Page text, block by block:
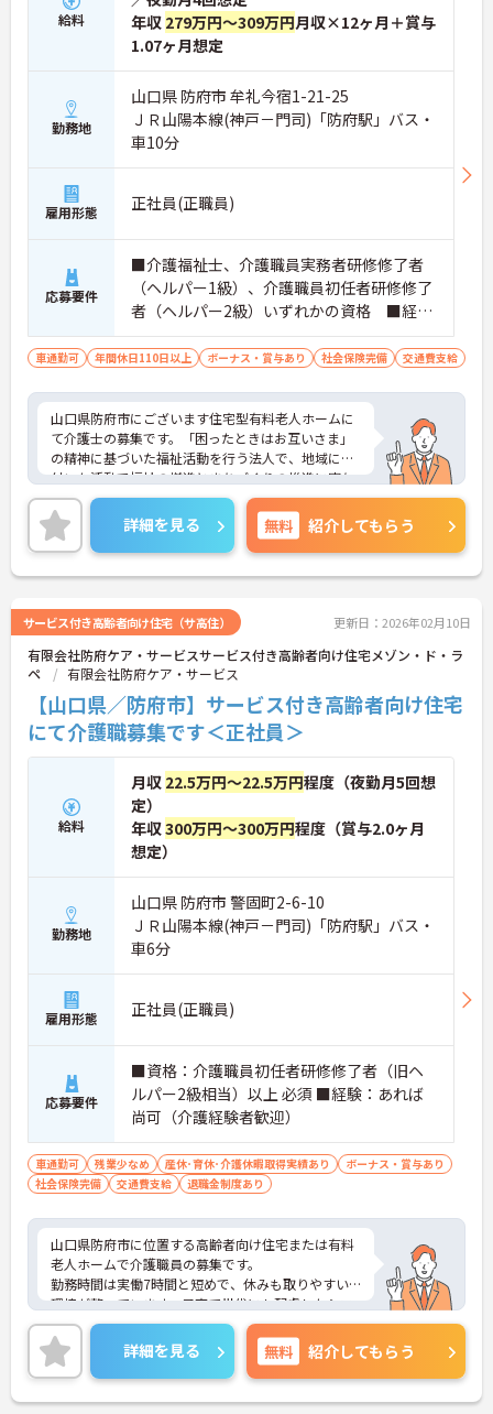
給料
年収 279万円～309万円月収×12ヶ月＋賞与
1.07ヶ月想定
勤務地
山口県 防府市 牟礼今宿1-21-25
ＪＲ山陽本線(神戸－門司)「防府駅」バス・
車10分
雇用形態 正社員(正職員)
応募要件
■介護福祉士、介護職員実務者研修修了者
（ヘルパー1級）、介護職員初任者研修修了
者（ヘルパー2級）いずれかの資格 ■経験
不問 ■普通自動車運転免許（AT限定可）
あれば尚可 ■必要なPCスキル：スマホで
対応）
車通勤可 年間休日110日以上 ボーナス・賞与あり 社会保険完備 交通費支給
山口県防府市にございます住宅型有料老人ホームに
て介護士の募集です。「困ったときはお互いさま」
の精神に基づいた福祉活動を行う法人で、地域に根
付いた活動で福祉の増進とまちづくりの推進に寄与
してらっしゃいます。
あなたの経験やスキルを活かして、高齢者の皆さま
が安心して過ごせる空間づくりにチャレンジしてみ
ませんか？
ご興味ある方には、面接対策ポイントなど、さらに
い。
詳細を見る 無料 紹介してもらう
サービス付き高齢者向け住宅（サ高住） 更新日：2026年02月10日
有限会社防府ケア・サービスサービス付き高齢者向け住宅メゾン・ド・ラ
ペ
有限会社防府ケア・サービス
【山口県／防府市】サービス付き高齢者向け住宅
にて介護職募集です＜正社員＞
給料
月収 22.5万円～22.5万円程度（夜勤月5回想
定）
年収300万円～300万円程度（賞与2.0ヶ月
想定）
勤務地
山口県 防府市 警固町2-6-10
ＪＲ山陽本線(神戸－門司)「防府駅」バス・
車6分
雇用形態 正社員(正職員)
応募要件
■資格：介護職員初任者研修修了者（旧ヘ
ルパー2級相当）以上 必須 ■経験：あれば
尚可（介護経験者歓迎）
車通勤可 残業少なめ 産休･育休･介護休暇取得実績あり
ボーナス・賞与あり
社会保険完備
交通費支給 退職金制度あり
山口県防府市に位置する高齢者向け住宅または有料
老人ホームで介護職員の募集です。
勤務時間は実働7時間と短めで、休みも取りやすい
環境が整っています。子育て世代にも配慮したシフ
ト組みを行っており、家庭との両立も可能です。夜
勤手当や処遇改善手当などの各種手当も充実してお
り、賞与は年2回支給されます。資格を活かして安定
した職場で長く働きたい方におすすめです。
ご興味のある方には、面接対策ポイントなどさらに
詳細を見る 無料 紹介してもらう